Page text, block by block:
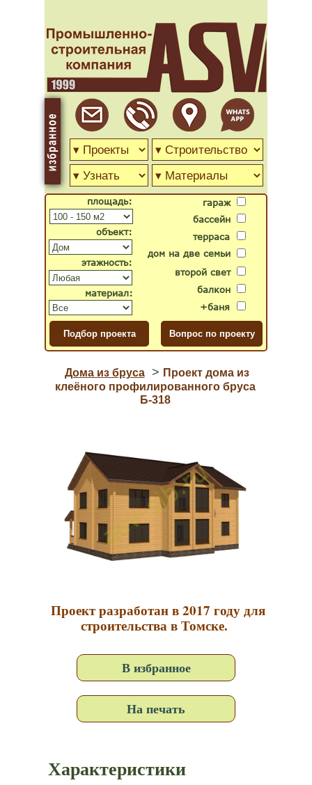
гараж
бассейн
второй свет
дом на две семьи
терраса
балкон
+баня
объект:
материал:
площадь:
этажность:
Дома из бруса > Проект дома из
клеёного профилированного бруса
Б-318
Проект разработан в 2017 году для
строительства в Томске.
В избранное
На печать
Характеристики